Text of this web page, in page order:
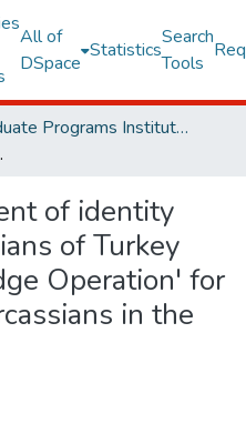
All of
DSpace
Statistics
Search
Tools
Graduate Programs Institute Thesis Collection
in the Syrian civil war
of identity
of Turkey
Operation' for
in the